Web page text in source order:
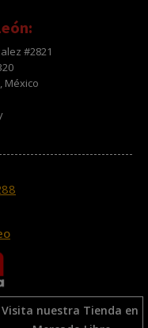
#2821
México
Visita nuestra Tienda en